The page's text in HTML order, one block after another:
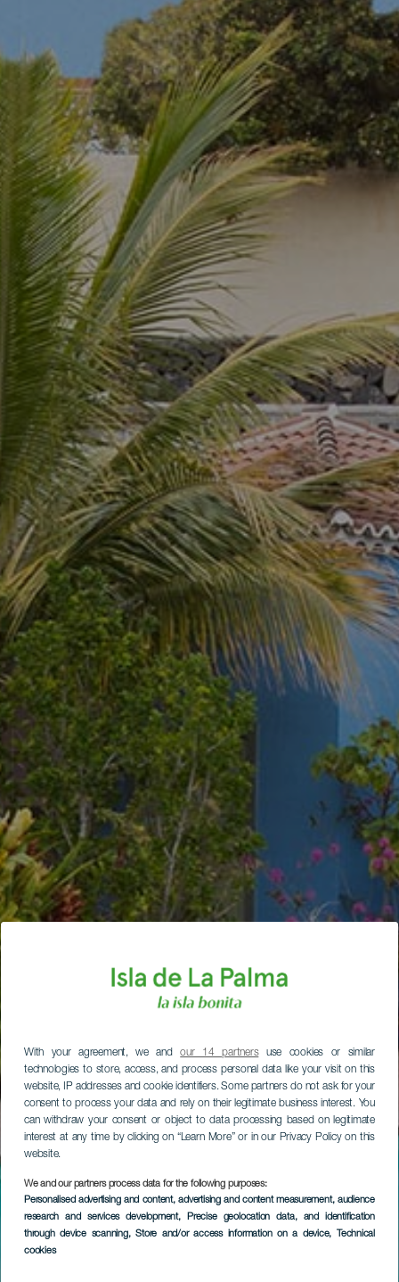
With your agreement, we andour 14 partnersuse cookies or similar
technologies to store, access, and process personal data like your visit on this
website, IP addresses and cookie identifiers. Some partners do not ask for your
consent to process your data and rely on their legitimate business interest. You
can withdraw your consent or object to data processing based on legitimate
interest at any time by clicking on “Learn More” or in our Privacy Policy on this
website.
We and our partners process data for the following purposes:
Personalised advertising and content, advertising and content measurement, audience
research and services development, Precise geolocation data, and identification
through device scanning, Store and/or access information on a device, Technical
cookies